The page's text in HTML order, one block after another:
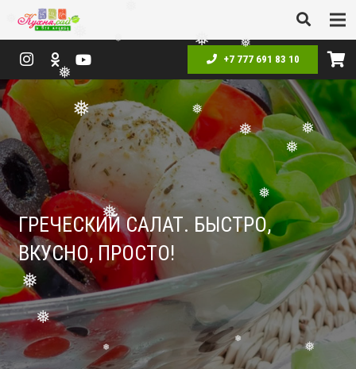
❅
❅
❅
❅ ❅
❅
❅
❅
❅
❅
❅
+7 777 691 83 10
ГРЕЧЕСКИЙ САЛАТ. БЫСТРО,
ВКУСНО, ПРОСТО!